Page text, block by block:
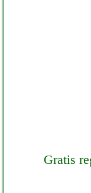
Gratis